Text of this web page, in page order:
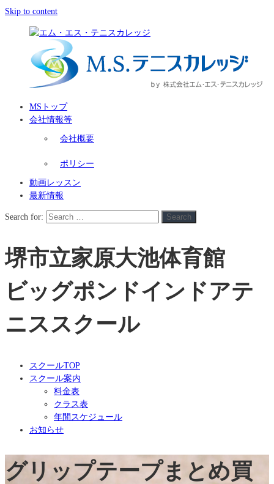
Skip to content
MSトップ
会社情報等
会社概要
ポリシー
動画レッスン
最新情報
Search for: Search
堺市立家原大池体育館
ビッグポンドインドアテ
ニススクール
スクールTOP
スクール案内
料金表
クラス表
年間スケジュール
お知らせ
グリップテープまとめ買